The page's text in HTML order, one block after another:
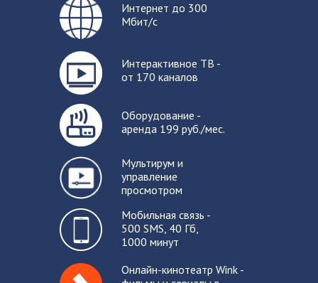
Интерактивное ТВ -
от 170 каналов
Мультирум и
управление
просмотром
Интернет до 300
Мбит/с
Онлайн-кинотеатр Wink -
Оборудование -
аренда 199 руб./мес.
Мобильная связь -
500 SMS, 40 Гб,
1000 минут